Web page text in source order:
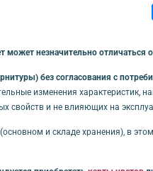
может незначительно отличаться
без согласования с
изменения характеристик,
свойств и не влияющих на
и складе хранения), в